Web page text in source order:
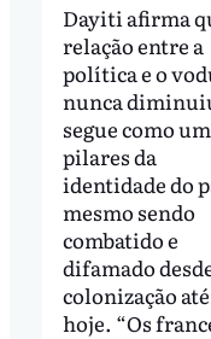
Dayiti afirma
relação entre a
política e o
nunca
segue como
pilares da
identidade do
mesmo sendo
combatido e
difamado
colonização até
hoje. “Os